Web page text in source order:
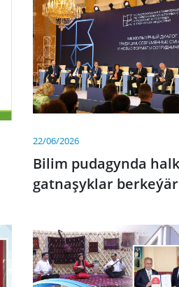
22/06/2026
Bilim pudagynda
gatnaşyklar berkeýär